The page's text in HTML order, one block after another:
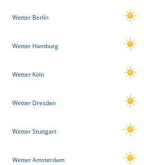
Wetter Berlin
Wetter Hamburg
Wetter Köln
Wetter Dresden
Wetter Stuttgart
Wetter Amsterdam